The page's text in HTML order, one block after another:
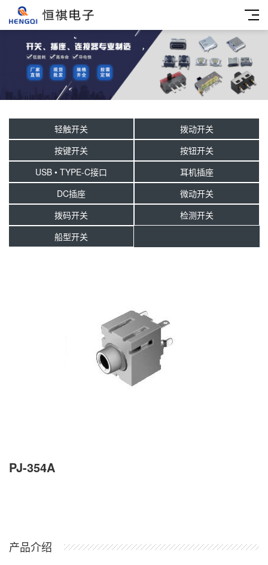
轻触开关
拨动开关
按键开关
按钮开关
USB • TYPE-C接口
耳机插座
DC插座
微动开关
拨码开关
检测开关
船型开关
PJ-354A
产品介绍